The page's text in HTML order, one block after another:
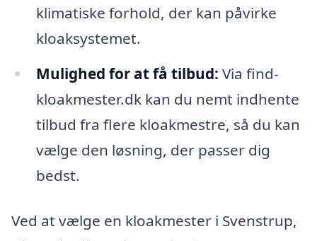
klimatiske forhold, der kan påvirke
kloaksystemet.
Mulighed for at få tilbud: Via find-
kloakmester.dk kan du nemt indhente
tilbud fra flere kloakmestre, så du kan
vælge den løsning, der passer dig
bedst.
Ved at vælge en kloakmester i Svenstrup,